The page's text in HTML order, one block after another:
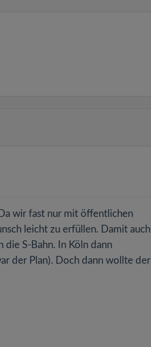
wir fast nur mit öffentlichen
leicht zu erfüllen. Damit auch
die S-Bahn. In Köln dann
der Plan). Doch dann wollte der